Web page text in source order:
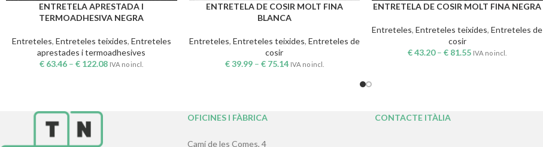
SELECCIONA OPCIONS
ENTRETELA APRESTADA I
TERMOADHESIVA NEGRA
Entreteles, Entreteles teixides, Entreteles
aprestades i termoadhesives
€ 63.46 –€ 122.08 IVA no incl.
SELECCIONA OPCIONS
ENTRETELA DE COSIR MOLT FINA
BLANCA
Entreteles, Entreteles teixides, Entreteles de
cosir
€39.99– €75.14 IVA no incl.
SELECCIONA OPCIONS
ENTRETELA DE COSIR MOLT FINA NEGRA
Entreteles,Entreteles teixides,Entreteles de
cosir
€43.20–€ 81.55 IVA no incl.
OFICINES I FÀBRICA
Camí de les Comes, 4
CONTACTE ITÀLIA